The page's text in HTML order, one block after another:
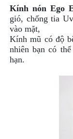
BỘ
VÁ
XE
STOP
AND
GO
Kính nón Ego
gió, chống tia
vào mặt,
Kính mũ có độ
nhiên bạn có
hạn.